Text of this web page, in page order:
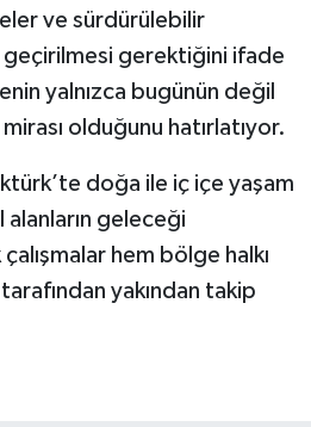
ve sürdürülebilir
geçirilmesi gerektiğini ifade
yalnızca bugünün değil
olduğunu hatırlatıyor.
doğa ile iç içe yaşam
alanların geleceği
hem bölge halkı
yakından takip